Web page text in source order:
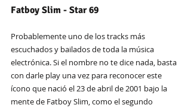
Fatboy Slim - Star 69
Probablemente uno de los tracks más
escuchados y bailados de toda la música
electrónica. Si el nombre no te dice nada, basta
con darle play una vez para reconocer este
ícono que nació el 23 de abril de 2001 bajo la
mente de Fatboy Slim, como el segundo